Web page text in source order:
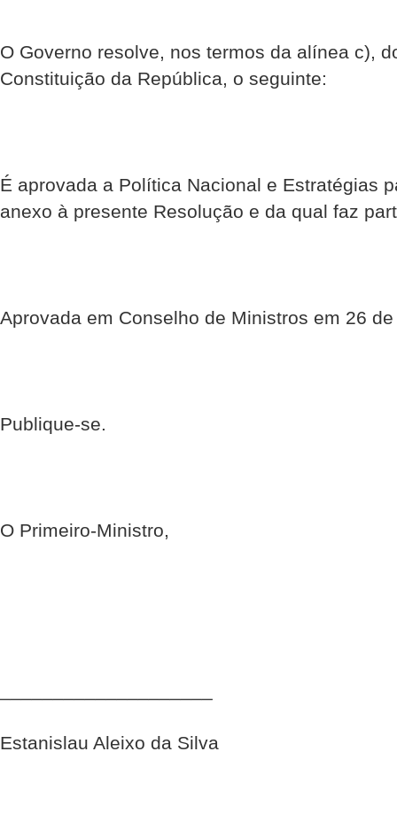
O Governo resolve, nos termos da alínea c),
Constituição da República, o seguinte:
É aprovada a Política Nacional e Estratégias
anexo à presente Resolução e da qual faz
Aprovada em Conselho de Ministros em 26
Publique-se.
O Primeiro-Ministro,
Estanislau Aleixo da Silva